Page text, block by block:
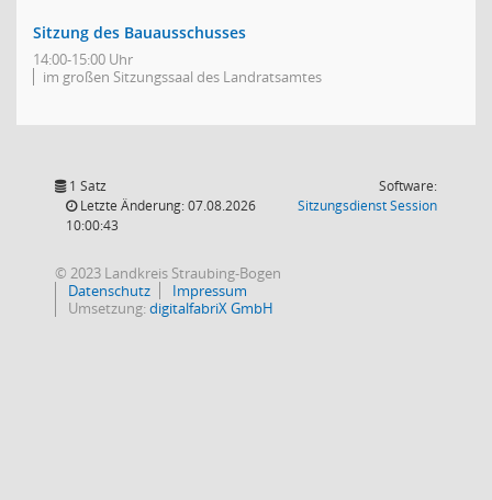
Sitzung des Bauausschusses
14:00-15:00 Uhr
im großen Sitzungssaal des Landratsamtes
1 Satz
Letzte Änderung: 07.08.2026
10:00:43
Software:
SitzungsdienstSession(Wird in
© 2023 Landkreis Straubing-Bogen
Datenschutz
Impressum
Umsetzung:digitalfabriX GmbH